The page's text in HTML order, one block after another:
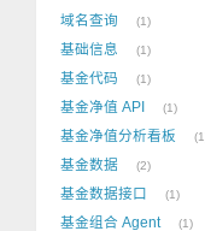
域名查询 1
基础信息 1
基金代码 1
基金净值 API 1
基金净值分析看板 1
基金数据 2
基金数据接口 1
基金组合 Agent 1